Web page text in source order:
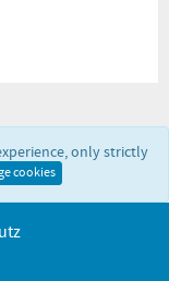
only strictly
cookies